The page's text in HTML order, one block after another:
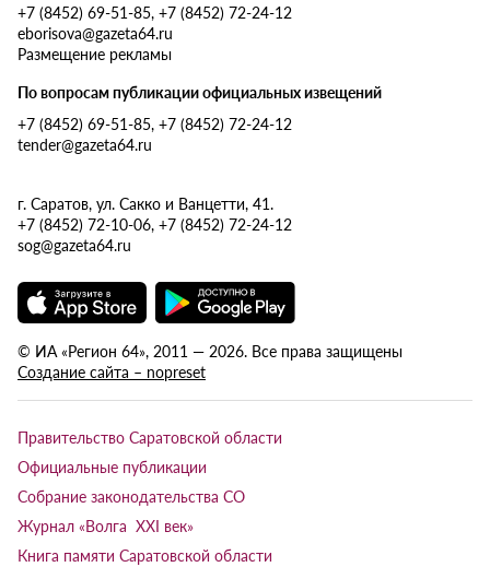
+7 (8452) 69-51-85, +7 (8452) 72-24-12
eborisova@gazeta64.ru
Размещение рекламы
По вопросам публикации официальных извещений
+7 (8452) 69-51-85, +7 (8452) 72-24-12
tender@gazeta64.ru
г. Саратов, ул. Сакко и Ванцетти, 41.
+7 (8452) 72-10-06, +7 (8452) 72-24-12
sog@gazeta64.ru
© ИА «Регион 64», 2011 — 2026. Все права защищены
Создание сайта – nopreset
Правительство Саратовской области
Официальные публикации
Собрание законодательства СО
Журнал «Волга XXI век»
Книга памяти Саратовской области